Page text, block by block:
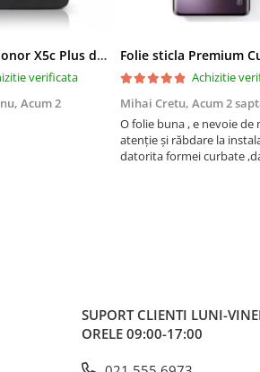
Husa pentru Honor X5c Plus din silicon catifelat cu interior din microfibra si protectie la camere - Negru
verificata
Acum 2
Achizitie
Mihai Cretu, Acum 2
O folie buna , e nevoie de
atenție și răbdare la
datorita formei curbate
SUPORT CLIENTI LUNI-
ORELE 09:00-17:00